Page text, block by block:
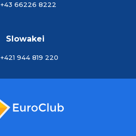
+43 66226 8222
Slowakei
+421 944 819 220